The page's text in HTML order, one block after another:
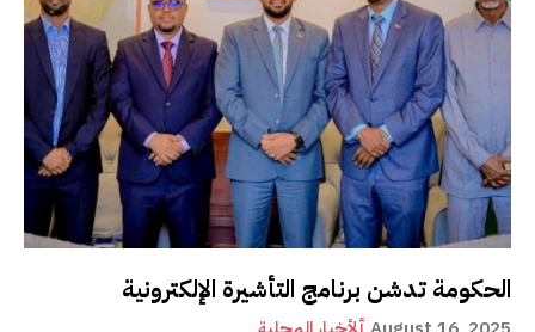
الحكومة تدشن برنامج التأشيرة الإلكترونية